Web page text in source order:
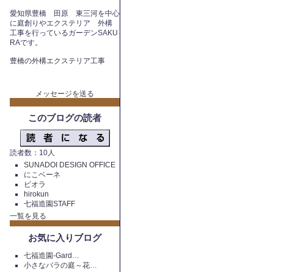
愛知県豊橋 田原 東三河を中心
に庭創りやエクステリア 外構
工事を行っているガーデンSAKU
RAです。
豊橋の外構エクステリア工事
メッセージを送る
このブログの読者
読者数：10人
SUNADOI DESIGN OFFICE
にこベーネ
ビオラ
hirokun
七福造園STAFF
一覧を見る
お気に入りブログ
七福造園-Gard…
小さなバラの庭～花…